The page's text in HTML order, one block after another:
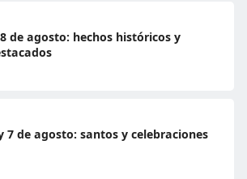
de agosto: hechos históricos y
7 de agosto: santos y celebraciones